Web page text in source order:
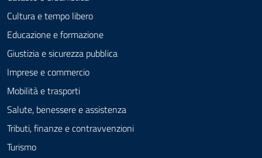
Cultura e tempo libero
Educazione e formazione
Giustizia e sicurezza pubblica
Imprese e commercio
Mobilità e trasporti
Salute, benessere e assistenza
Tributi, finanze e contravvenzioni
Turismo